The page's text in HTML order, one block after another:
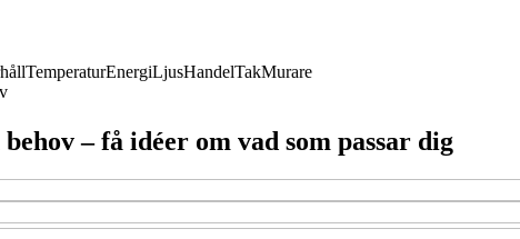
TemperaturEnergiLjusHandelTakMurare
– få idéer om vad som passar dig